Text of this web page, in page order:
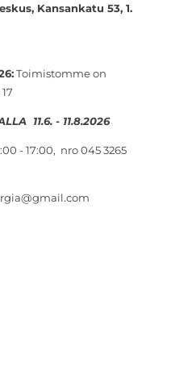
Kansankatu 53, 1.
Toimistomme on
11.6. - 11.8.2026
- 17:00, nro 045 3265